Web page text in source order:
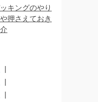
キングのやり
押さえておき